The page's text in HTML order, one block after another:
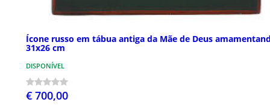
Ícone russo em tábua antiga da Mãe de Deus
31x26 cm
DISPONÍVEL
€ 700,00